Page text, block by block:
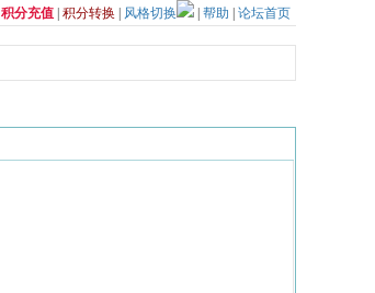
积分充值 积分转换 风格切换 帮助 论坛首页